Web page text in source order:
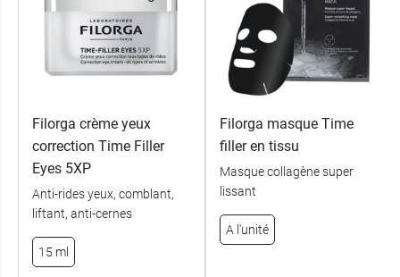
Filorga crème yeux
correction Time Filler
Eyes 5XP
Anti-rides yeux, comblant,
liftant, anti-cernes
15 ml
Filorga masque Time
filler en tissu
Masque collagène super
lissant
A l'unité